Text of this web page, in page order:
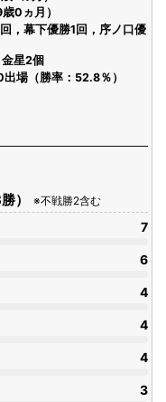
0ヵ月）
，幕下優勝1回，序ノ口優
星2個
場（勝率：52.8％）
） ※不戦勝2含む
7
6
4
4
4
3